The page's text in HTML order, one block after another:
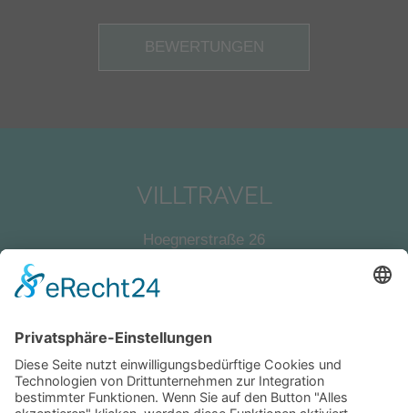
BEWERTUNGEN
VILLTRAVEL
Hoegnerstraße 26
E-Mail:kirmaier@villtravel.de
+49 (0)8452 8739
Navigation